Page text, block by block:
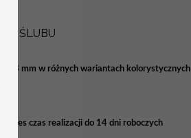
ŚLUBU
3 mm w różnych wariantach kolorystycznych
czas realizacji do 14 dni roboczych